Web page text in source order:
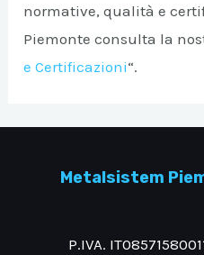
normative, qualità e
Piemonte consulta la
e Certificazioni“.
Metalsistem
P.IVA.